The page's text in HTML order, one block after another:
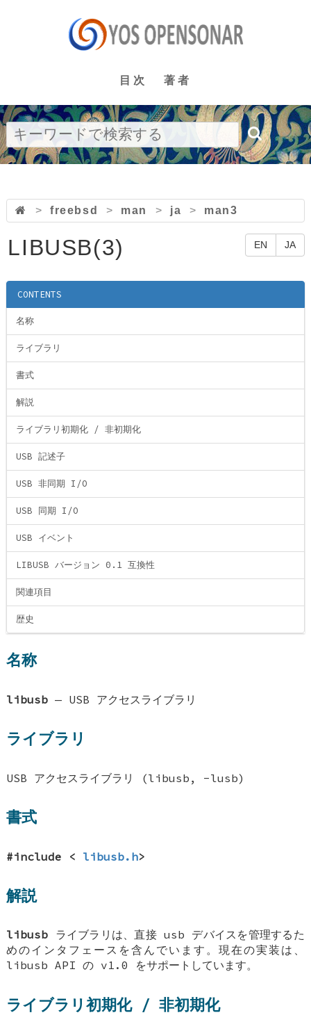
目次 著者
> freebsd > man > ja > man3
EN JA
LIBUSB(3)
CONTENTS
名称
ライブラリ
書式
解説
ライブラリ初期化 / 非初期化
USB 記述子
USB 非同期 I/O
USB 同期 I/O
USB イベント
LIBUSB バージョン 0.1 互換性
関連項目
歴史
名称
libusb — USB アクセスライブラリ
ライブラリ
USB アクセスライブラリ (libusb, -lusb)
書式
#include < libusb.h>
解説
libusb ライブラリは、直接 usb デバイスを管理するた
めのインタフェースを含んでいます。現在の実装は、
libusb API の v1.0 をサポートしています。
ライブラリ初期化 / 非初期化